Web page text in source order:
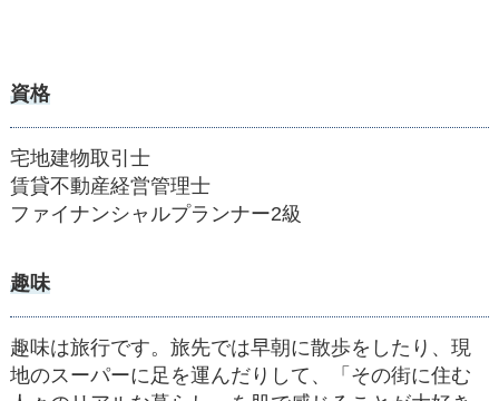
資格
宅地建物取引士
賃貸不動産経営管理士
ファイナンシャルプランナー2級
趣味
趣味は旅行です。旅先では早朝に散歩をしたり、現
地のスーパーに足を運んだりして、「その街に住む